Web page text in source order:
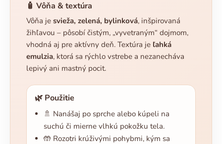
🧴 Vôňa & textúra
Vôňa je svieža, zelená, bylinková, inšpirovaná
žihľavou – pôsobí čistým, „vyvetraným“ dojmom,
vhodná aj pre aktívny deň. Textúra je ľahká
emulzia, ktorá sa rýchlo vstrebe a nezanecháva
lepivý ani mastný pocit.
🌿 Použitie
🚿 Nanášaj po sprche alebo kúpeli na
suchú či mierne vlhkú pokožku tela.
🤲 Rozotri krúživými pohybmi, kým sa